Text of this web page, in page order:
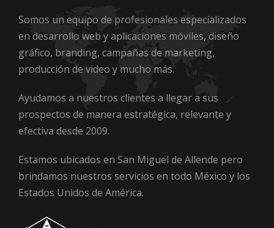
Somos un equipo de profesionales especializados
en desarrollo web y aplicaciones móviles, diseño
gráfico, branding, campañas de marketing,
producción de video y mucho más.
Ayudamos a nuestros clientes a llegar a sus
prospectos de manera estratégica, relevante y
efectiva desde 2009.
Estamos ubicados en San Miguel de Allende pero
brindamos nuestros servicios en todo México y los
Estados Unidos de América.